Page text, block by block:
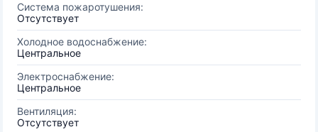
Система пожаротушения:
Отсутствует
Холодное водоснабжение:
Центральное
Электроснабжение:
Центральное
Вентиляция:
Отсутствует